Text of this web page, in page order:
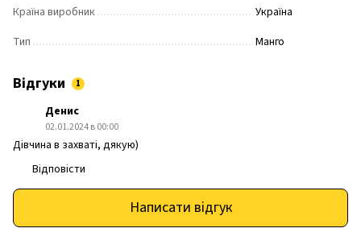
Країна виробник
Україна
Тип
Манго
Відгуки 1
Денис
02.01.2024 в 00:00
Дівчина в захваті, дякую)
Відповісти
Написати відгук